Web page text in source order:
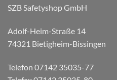
SZB Safetyshop GmbH
Adolf-Heim-Straße 14
74321 Bietigheim-Bissingen
Telefon 07142 35035-77